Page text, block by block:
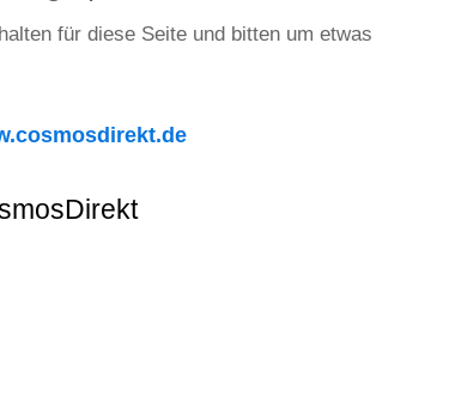
für diese Seite und bitten um etwas